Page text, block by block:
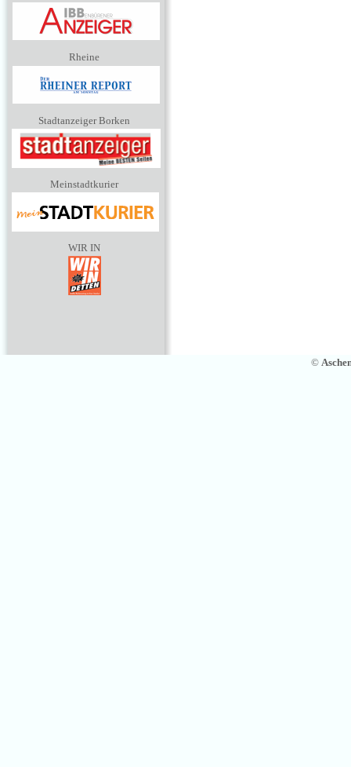
Rheine
Stadtanzeiger Borken
Meinstadtkurier
WIR IN
©